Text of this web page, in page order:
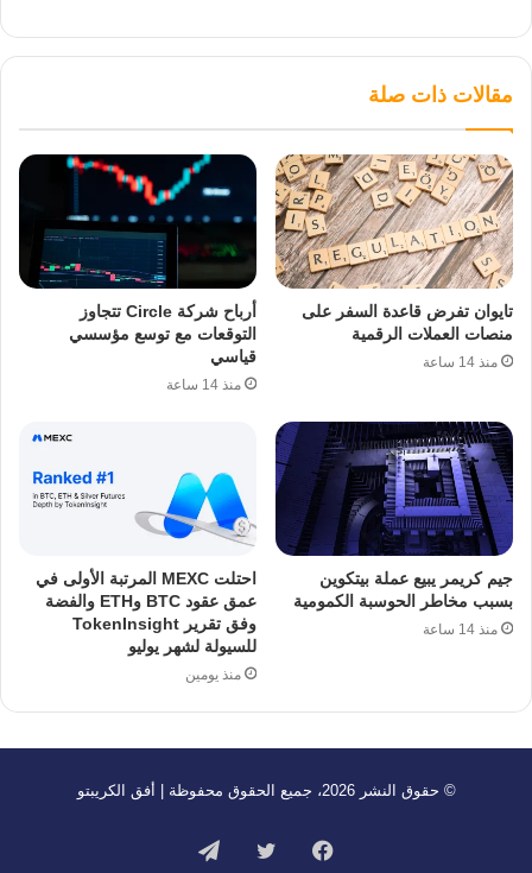
مقالات ذات صلة
تايوان تفرض قاعدة السفر على
منصات العملات الرقمية
منذ 14 ساعة
أرباح شركة Circle تتجاوز
التوقعات مع توسع مؤسسي
قياسي
منذ 14 ساعة
جيم كريمر يبيع عملة بيتكوين
بسبب مخاطر الحوسبة الكمومية
منذ 14 ساعة
احتلت MEXC المرتبة الأولى في
عمق عقود BTC وETH والفضة
وفق تقرير TokenInsight
للسيولة لشهر يوليو
منذ يومين
© حقوق النشر 2026، جميع الحقوق محفوظة | أفق الكريبتو
فيسبوك تويتر تيلقرام